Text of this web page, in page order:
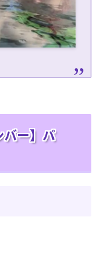
バー】パ